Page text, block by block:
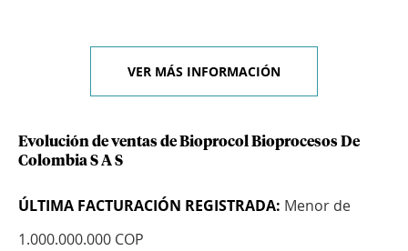
VER MÁS INFORMACIÓN
Evolución de ventas de Bioprocol Bioprocesos De
Colombia S A S
ÚLTIMA FACTURACIÓN REGISTRADA: Menor de
1.000.000.000 COP